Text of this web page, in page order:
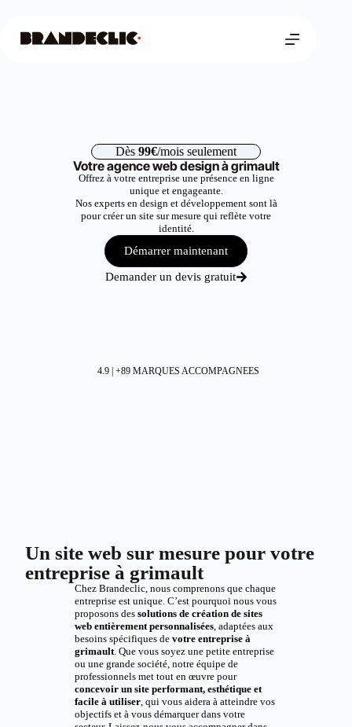
Dès 99€/mois seulement
Votre agence web design à grimault
Offrez à votre entreprise une présence en ligne
unique et engageante.
Nos experts en design et développement sont là
pour créer un site sur mesure qui reflète votre
identité.
Démarrer maintenant
Demander un devis gratuit
4.9 | +89 MARQUES ACCOMPAGNEES
Un site web sur mesure pour votre
entreprise à grimault
Chez Brandeclic, nous comprenons que chaque
entreprise est unique. C’est pourquoi nous vous
proposons des solutions de création de sites
web entièrement personnalisées, adaptées aux
besoins spécifiques de votre entreprise à
grimault. Que vous soyez une petite entreprise
ou une grande société, notre équipe de
professionnels met tout en œuvre pour
concevoir un site performant, esthétique et
facile à utiliser, qui vous aidera à atteindre vos
objectifs et à vous démarquer dans votre